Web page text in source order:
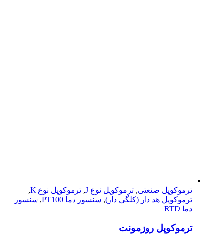
ترموکوپل صنعتی, ترموکوپل نوع J , ترموکوپل نوع K
,
ترموکوپل هد دار (کلگی دار), سنسور دما PT100 , سنسور
دما RTD
ترموکوپل روزمونت